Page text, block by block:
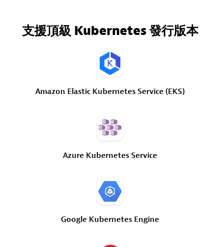
支援頂級 Kubernetes 發行版本
Amazon Elastic Kubernetes Service (EKS)
Azure Kubernetes Service
Google Kubernetes Engine